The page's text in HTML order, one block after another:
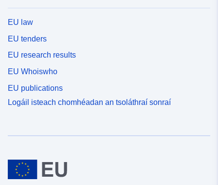
EU law
EU tenders
EU research results
EU Whoiswho
EU publications
Logáil isteach chomhéadan an tsoláthraí sonraí